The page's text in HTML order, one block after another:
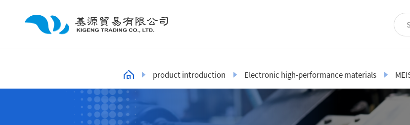
product introduction Electronic high-performance materials